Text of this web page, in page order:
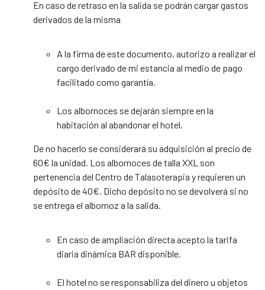
En caso de retraso en la salida se podrán cargar gastos
derivados de la misma
A la firma de este documento, autorizo a realizar el
cargo derivado de mi estancia al medio de pago
facilitado como garantía.
Los albornoces se dejarán siempre en la
habitación al abandonar el hotel.
De no hacerlo se considerará su adquisición al precio de
60€ la unidad. Los albornoces de talla XXL son
pertenencia del Centro de Talasoterapia y requieren un
depósito de 40€. Dicho depósito no se devolverá si no
se entrega el albornoz a la salida.
En caso de ampliación directa acepto la tarifa
diaria dinámica BAR disponible.
El hotel no se responsabiliza del dinero u objetos